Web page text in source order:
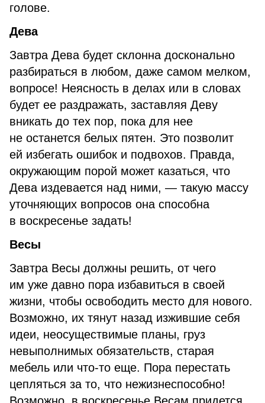
голове.
Дева
Завтра Дева будет склонна досконально
разбираться в любом, даже самом мелком,
вопросе! Неясность в делах или в словах
будет ее раздражать, заставляя Деву
вникать до тех пор, пока для нее
не останется белых пятен. Это позволит
ей избегать ошибок и подвохов. Правда,
окружающим порой может казаться, что
Дева издевается над ними, — такую массу
уточняющих вопросов она способна
в воскресенье задать!
Весы
Завтра Весы должны решить, от чего
им уже давно пора избавиться в своей
жизни, чтобы освободить место для нового.
Возможно, их тянут назад изжившие себя
идеи, неосуществимые планы, груз
невыполнимых обязательств, старая
мебель или что-то еще. Пора перестать
цепляться за то, что нежизнеспособно!